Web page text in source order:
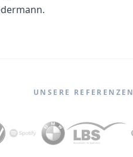
UNSERE REFERENZEN